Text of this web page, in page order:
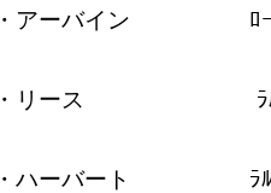
アーバイン         ﾛｰ
リース             ﾗﾙ
ハーバート         ﾗﾙ